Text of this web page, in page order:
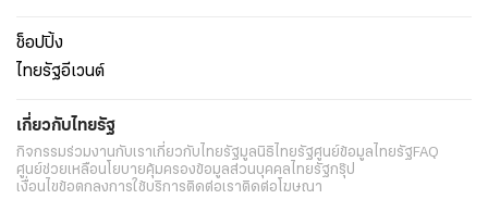
ช็อปปิ้ง
ไทยรัฐอีเวนต์
เกี่ยวกับไทยรัฐ
กิจกรรมร่วมงานกับเราเกี่ยวกับไทยรัฐมูลนิธิไทยรัฐศูนย์ข้อมูลไทยรัฐFAQ
ศูนย์ช่วยเหลือนโยบายคุ้มครองข้อมูลส่วนบุคคลไทยรัฐกรุ๊ป
เงื่อนไขข้อตกลงการใช้บริการติดต่อเราติดต่อโฆษณา